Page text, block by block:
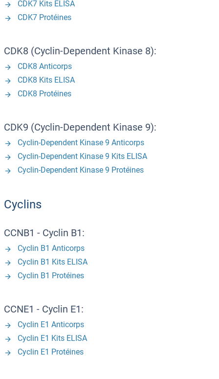
CDK7 Kits ELISA
CDK7 Protéines
CDK8 (Cyclin-Dependent Kinase 8):
CDK8 Anticorps
CDK8 Kits ELISA
CDK8 Protéines
CDK9 (Cyclin-Dependent Kinase 9):
Cyclin-Dependent Kinase 9 Anticorps
Cyclin-Dependent Kinase 9 Kits ELISA
Cyclin-Dependent Kinase 9 Protéines
Cyclins
CCNB1 - Cyclin B1:
Cyclin B1 Anticorps
Cyclin B1 Kits ELISA
Cyclin B1 Protéines
CCNE1 - Cyclin E1:
Cyclin E1 Anticorps
Cyclin E1 Kits ELISA
Cyclin E1 Protéines